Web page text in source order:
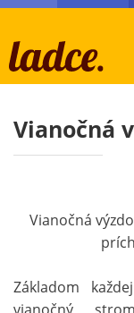
Vianočná
Vianočná
Základom